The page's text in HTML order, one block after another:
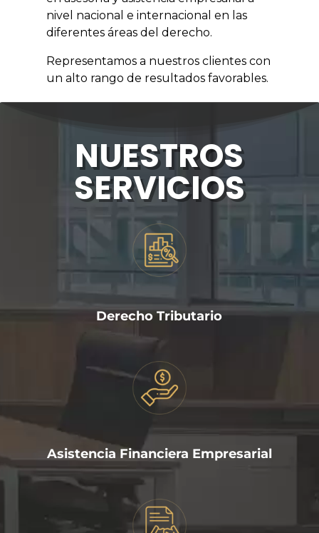
nivel nacional e internacional en las
diferentes áreas del derecho.
Representamos a nuestros clientes con
un alto rango de resultados favorables.
NUESTROS
SERVICIOS
Derecho Tributario
Asistencia Financiera Empresarial